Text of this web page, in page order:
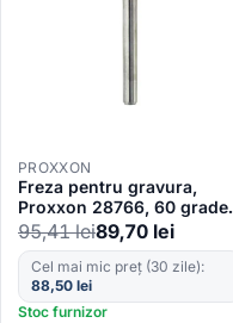
PROXXON
Freza pentru gravura,
Proxxon 28766, 60 grade,
1.0×3.2mm
95,41lei89,70 lei
Cel mai mic preț (30 zile):
88,50 lei
Stoc furnizor